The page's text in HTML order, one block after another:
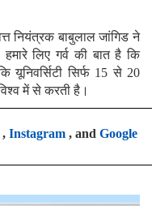
नियंत्रक बाबुलाल जांगिड ने
हमारे लिए गर्व की बात है कि
यूनिवर्सिटी सिर्फ 15 से 20
में से करती है।
Instagram, and Google